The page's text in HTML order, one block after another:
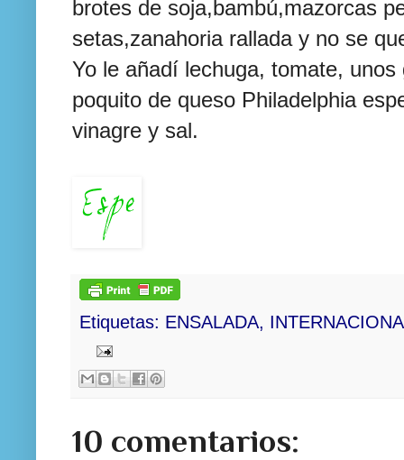
brotes de soja,bambú,mazorcas
setas,zanahoria rallada y no se
Yo le añadí lechuga, tomate,
poquito de queso Philadelphia
vinagre y sal.
Etiquetas: ENSALADA,
10 comentarios: